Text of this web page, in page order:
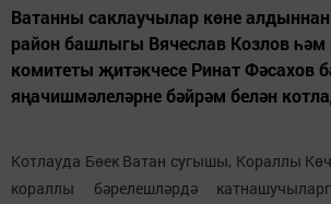
Ватанны саклаучылар көне
район башлыгы Вячеслав Козлов
комитеты җитәкчесе Ринат Фәсахов
яңачишмәлеләрне бәйрәм белән
Котлауда Бөек Ватан сугышы, Кораллы
кораллы бәрелешләрдә